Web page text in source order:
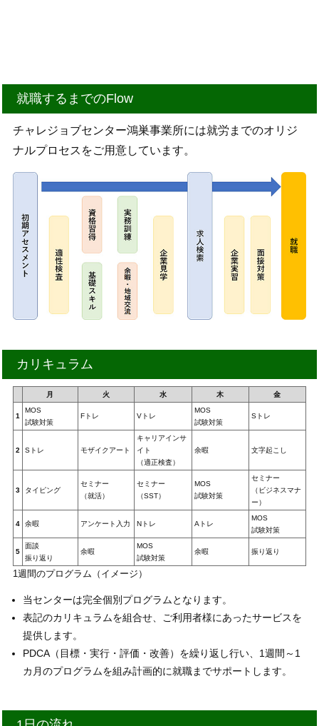
就職するまでのFlow
チャレジョブセンター鴻巣事業所には就労までのオリジ
ナルプロセスをご用意しています。
カリキュラム
月 火 水 木 金
1
MOS
試験対策
Fトレ Vトレ
MOS
試験対策
Sトレ
2 Sトレ モザイクアート
キャリアインサ
イト
（適正検査）
余暇 文字起こし
3 タイピング
セミナー
（就活）
セミナー
（SST）
MOS
試験対策
セミナー
（ビジネスマナ
ー）
4 余暇 アンケート入力 Nトレ Aトレ
MOS
試験対策
5
面談
振り返り
余暇
MOS
試験対策
余暇 振り返り
1週間のプログラム（イメージ）
当センターは完全個別プログラムとなります。
表記のカリキュラムを組合せ、ご利用者様にあったサービスを
提供します。
PDCA（目標・実行・評価・改善）を繰り返し行い、1週間～1
カ月のプログラムを組み計画的に就職までサポートします。